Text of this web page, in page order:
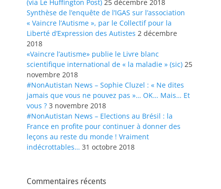
(via Le Huffington Post) 25 décembre 2018
Synthèse de l’enquête de l’IGAS sur l’association
« Vaincre l’Autisme », par le Collectif pour la
Liberté d’Expression des Autistes 2 décembre
2018
«Vaincre l’autisme» publie le Livre blanc
scientifique international de « la maladie » (sic) 25
novembre 2018
#NonAutistan News – Sophie Cluzel : « Ne dites
jamais que vous ne pouvez pas »… OK… Mais… Et
vous ? 3 novembre 2018
#NonAutistan News – Elections au Brésil : la
France en profite pour continuer à donner des
leçons au reste du monde ! Vraiment
indécrottables… 31 octobre 2018
Commentaires récents